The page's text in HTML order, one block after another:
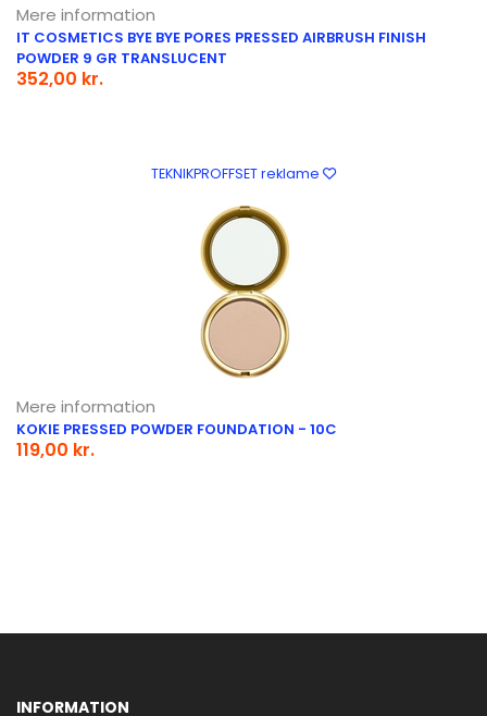
Mere information
IT COSMETICS BYE BYE PORES PRESSED AIRBRUSH FINISH
POWDER 9 GR TRANSLUCENT
352,00 kr.
TEKNIKPROFFSET reklame
Mere information
KOKIE PRESSED POWDER FOUNDATION - 10C
119,00 kr.
INFORMATION